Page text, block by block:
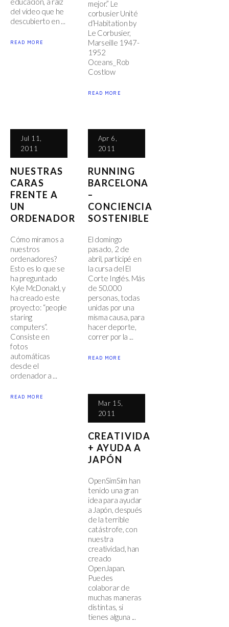
del vídeo que he
descubierto en ...
READ MORE
mejor.” Le
corbusier Unité
d’Habitation by
Le Corbusier,
Marseille 1947-
1952
Oceans_Rob
Costlow
READ MORE
Jul 11,
2011
NUESTRAS
CARAS
FRENTE A
UN
ORDENADOR
Cómo miramos a
nuestros
ordenadores?
Esto es lo que se
ha preguntado
Kyle McDonald, y
ha creado este
proyecto: “people
staring
computers“.
Consiste en
fotos
automáticas
desde el
ordenador a ...
READ MORE
Apr 6,
2011
RUNNING
BARCELONA
–
CONCIENCIA
SOSTENIBLE
El domingo
pasado, 2 de
abril, participé en
la cursa del El
Corte Inglés. Más
de 50.000
personas, todas
unidas por una
misma causa, para
hacer deporte,
correr por la ...
READ MORE
Mar 15,
2011
CREATIVIDA
+ AYUDA A
JAPÓN
OpenSimSim han
tenido una gran
idea para ayudar
a Japón, después
de la terrible
catástrofe, con
nuestra
creatividad, han
creado
OpenJapan.
Puedes
colaborar de
muchas maneras
distintas, si
tienes alguna ...